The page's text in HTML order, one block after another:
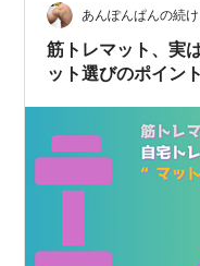
した。 😫 自宅トレー
宅でヨガやストレッ
あんぽんぱんの続
筋トレマット、実
ット選びのポイン